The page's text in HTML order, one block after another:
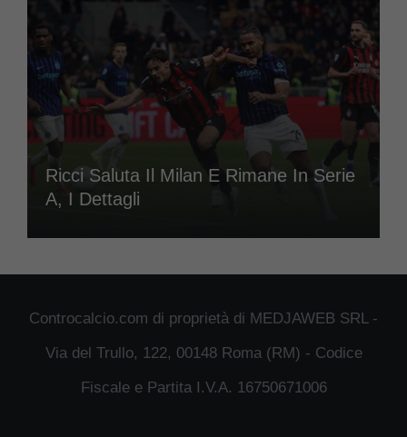
Ricci Saluta Il Milan E Rimane In Serie
A, I Dettagli
Controcalcio.com di proprietà di MEDJAWEB SRL -
Via del Trullo, 122, 00148 Roma (RM) - Codice
Fiscale e Partita I.V.A. 16750671006